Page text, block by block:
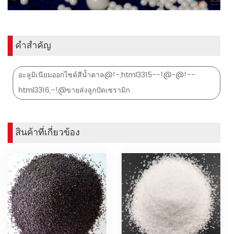
คำสำคัญ
อะลูมิเนียมออกไซด์สีน้ำตาล@!-,html3315--!@-@!--
html3316,-!@ขายส่งลูกปัดเซรามิก
สินค้าที่เกี่ยวข้อง